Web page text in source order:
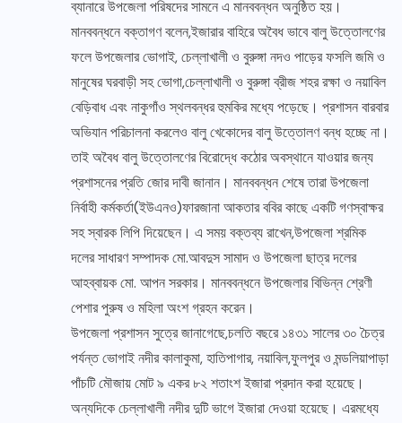
ব্যানারে উপজেলা পরিষদের সামনে এ মানববন্ধন অনুষ্ঠিত হয়।
মানববন্ধনে বক্তাগণ বলেন,ইজারার বাহিরে অবৈধ ভাবে বালু উত্তোলণের
ফলে উপজেলার ভোগাই, চেল্লাখালী ও বুরুঙ্গা নদও পাড়ের ফসলি জমি ও
মানুষের ঘরবাড়ী সহ ভোগা,চেল্লাখালী ও বুরুঙ্গা ব্রীজ শহর রক্ষা ও নয়াবিল
বেড়িবাধ এবং নাকুগাঁও স্থলবন্ধর হুমকির মধ্যে পড়েছে। প্রশাসন বারবার
অভিযান পরিচালনা করলেও বালু খেকোদের বালু উত্তোলণ বন্ধ হচ্ছে না।
তাই অবৈধ বালু উত্তোলণের বিরোদ্ধে কঠোর অবস্থানে যাওয়ার জন্য
প্রশাসনের প্রতি জোর দাবী জানান। মানববন্ধন শেষে তারা উপজেলা
নির্বাহী কর্মকর্তা(ইউএনও)ফারজানা আকতার ববির কাছে একটি গণস্বাক্ষর
সহ স্বারক লিপি দিয়েছেন। এ সময় বক্তব্য রাখেন,উপজেলা শ্রমিক
দলের সাধারণ সম্পাদক মো.আবদুস সামাদ ও উপজেলা ছাত্র দলের
আহব্বায়ক মো. আপন সরকার। মানববন্ধনে উপজেলার বিভিন্ন শ্রেণী
পেশার পুরুষ ও মহিলা অংশ গ্রহন করেন।
উপজেলা প্রশাসন সুত্রে জানাগেছে,চলতি বছরে ১৪৩১ সালের ৩০ চৈত্র
পর্যন্ত ভোগাই নদীর কালাকুমা, হাতিপাগার, নয়াবিল,ফুলপুর ও মন্ডলিয়াপাড়া
পাঁচটি মৌজায় মোট ৯ একর ৮২ শতাংশ ইজারা প্রদান করা হয়েছে।
অন্যদিকে চেল্লাখালী নদীর দুটি ভাগে ইজারা দেওয়া হয়েছে। এরমধ্যে